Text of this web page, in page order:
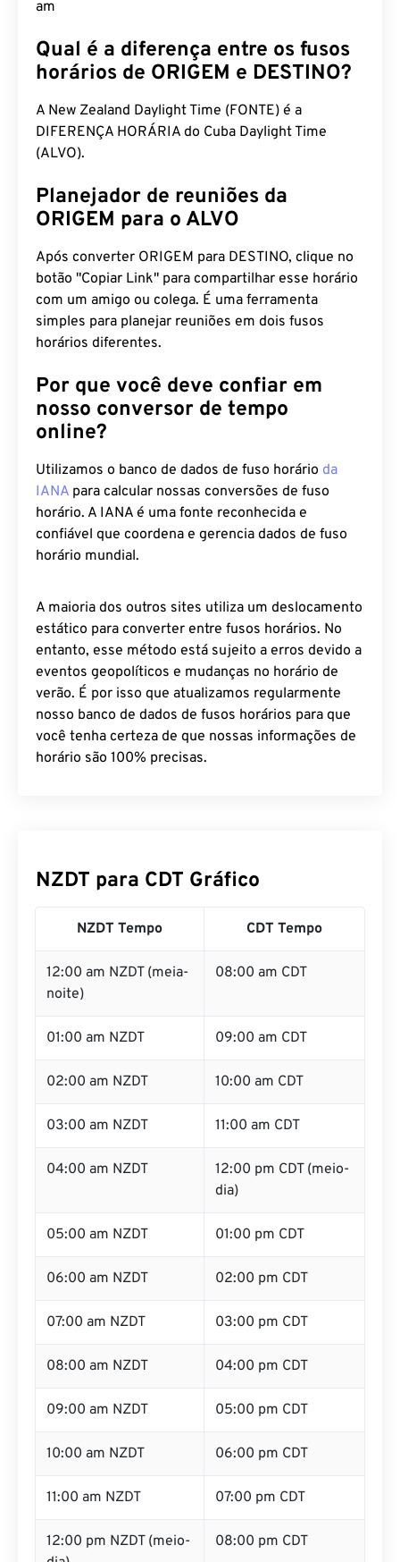
am
Qual é a diferença entre os fusos
horários de ORIGEM e DESTINO?
A New Zealand Daylight Time (FONTE) é a
DIFERENÇA HORÁRIA do Cuba Daylight Time
(ALVO).
Planejador de reuniões da
ORIGEM para o ALVO
Após converter ORIGEM para DESTINO, clique no
botão "Copiar Link" para compartilhar esse horário
com um amigo ou colega. É uma ferramenta
simples para planejar reuniões em dois fusos
horários diferentes.
Por que você deve confiar em
nosso conversor de tempo
online?
Utilizamos o banco de dados de fuso horário da
IANA para calcular nossas conversões de fuso
horário. A IANA é uma fonte reconhecida e
confiável que coordena e gerencia dados de fuso
horário mundial.
A maioria dos outros sites utiliza um deslocamento
estático para converter entre fusos horários. No
entanto, esse método está sujeito a erros devido a
eventos geopolíticos e mudanças no horário de
verão. É por isso que atualizamos regularmente
nosso banco de dados de fusos horários para que
você tenha certeza de que nossas informações de
horário são 100% precisas.
NZDT para CDT Gráfico
NZDT Tempo CDT Tempo
12:00 am NZDT (meia-
noite)
08:00 am CDT
01:00 am NZDT 09:00 am CDT
02:00 am NZDT 10:00 am CDT
03:00 am NZDT 11:00 am CDT
04:00 am NZDT
12:00 pm CDT (meio-
dia)
05:00 am NZDT 01:00 pm CDT
06:00 am NZDT 02:00 pm CDT
07:00 am NZDT 03:00 pm CDT
08:00 am NZDT 04:00 pm CDT
09:00 am NZDT 05:00 pm CDT
10:00 am NZDT 06:00 pm CDT
11:00 am NZDT 07:00 pm CDT
12:00 pm NZDT (meio-
08:00 pm CDT